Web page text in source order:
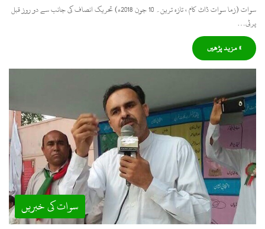
سوات (زما سوات ڈاٹ کام ، تازہ ترین۔ 10 جون 2018ء) تحریک انصاف کی جانب سے دو روز قبل
پرٹی…
» مزید پڑھیں
سوات کی خبریں